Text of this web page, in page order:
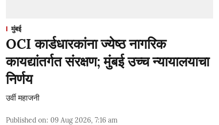
मुंबई
OCI कार्डधारकांना ज्येष्ठ नागरिक
कायद्यांतर्गत संरक्षण; मुंबई उच्च न्यायालयाचा
निर्णय
उर्वी महाजनी
Published on: 09 Aug 2026, 7:16 am